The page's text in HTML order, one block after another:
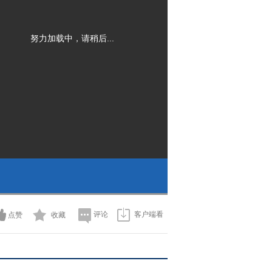
努力加载中，请稍后...
点赞 收藏 评论 客户端看